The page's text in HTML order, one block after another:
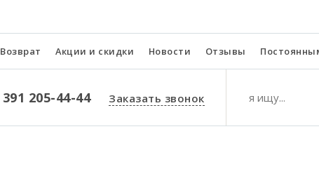
Возврат Акции и скидки Новости Отзывы
205-44-44 Заказать звонок